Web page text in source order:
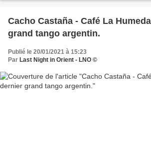
Cacho Castaña - Café La
grand tango argentin.
Publié le 20/01/2021 à 15:23
Par Last Night in Orient - LNO ©